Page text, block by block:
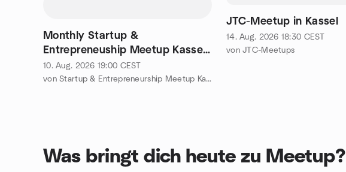
Monthly Startup &
Entrepreneuship Meetup Kassel
- Göttingen
10. Aug. 2026 19:00 CEST
von Startup & Entrepreneurship Meetup Kassel - Göttingen
JTC-Meetup in Kassel
14. Aug. 2026 18:30 CEST
von JTC-Meetups
Was bringt dich heute zu Meetup?